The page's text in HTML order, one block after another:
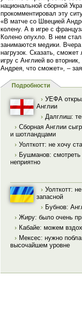
национальной сборной
прокомментировал эту
«В матче со Швецией
колену. А в игре с
Колено опухло. В нем
занимаются медики.
нагрузок. Сказать, сможет
игру с Англией во
Андрея, что сможет», –
Подробности
› УЕФА
Англии
› Далглиш:
› Сборная Англии
и шотландцами
› Уолткотт: не хочу
› Бушманов: смотреть
неприятно
› Уолткотт:
запасной
› Бубнов:
› Жиру: было очень
› Кабайе: можем
› Мексес: нужно
высочайшем уровне